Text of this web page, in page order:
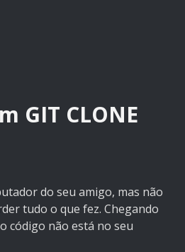
GIT CLONE
do seu amigo, mas não
tudo o que fez. Chegando
código não está no seu